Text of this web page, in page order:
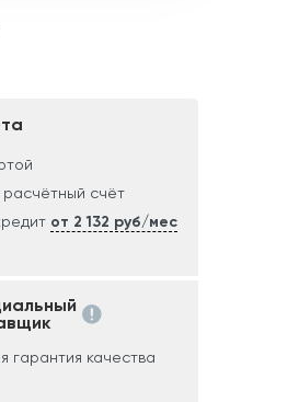
счёт
от 2 132 руб/мес
гарантия качества